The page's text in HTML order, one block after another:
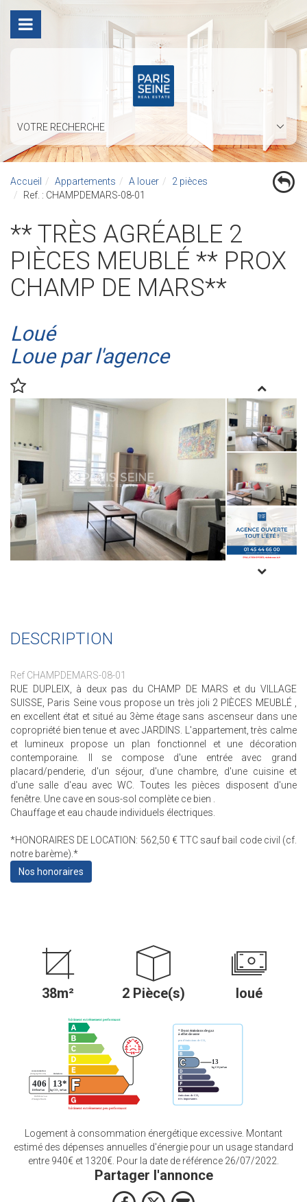
VOTRE RECHERCHE
Accueil Appartements A louer
2 pièces
Ref. : CHAMPDEMARS-08-01
** TRÈS AGRÉABLE 2
PIÈCES MEUBLÉ ** PROX
CHAMP DE MARS**
Loué
Loue par l'agence
DESCRIPTION
Ref CHAMPDEMARS-08-01
RUE DUPLEIX, à deux pas du CHAMP DE MARS et du VILLAGE
SUISSE, Paris Seine vous propose un très joli 2 PIÈCES MEUBLÉ ,
en excellent état et situé au 3ème étage sans ascenseur dans une
copropriété bien tenue et avec JARDINS. L'appartement, très calme
et lumineux propose un plan fonctionnel et une décoration
contemporaine. Il se compose d'une entrée avec grand
placard/penderie, d'un séjour, d'une chambre, d'une cuisine et
d'une salle d'eau avec WC. Toutes les pièces disposent d'une
fenêtre. Une cave en sous-sol complète ce bien .
Chauffage et eau chaude individuels électriques.
*HONORAIRES DE LOCATION: 562,50 € TTC sauf bail code civil (cf.
notre barème).*
Nos honoraires
38m² 2 Pièce(s) loué
Logement à consommation énergétique excessive. Montant
estimé des dépenses annuelles d'énergie pour un usage standard
entre 940€ et 1320€. Pour la date de référence 26/07/2022.
Partager l'annonce